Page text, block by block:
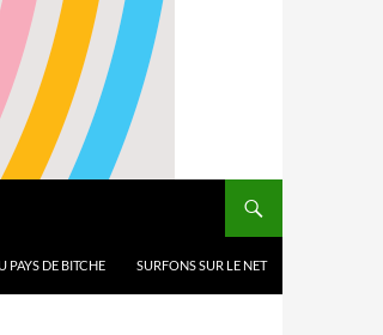
PAYS DE BITCHE SURFONS SUR LE NET